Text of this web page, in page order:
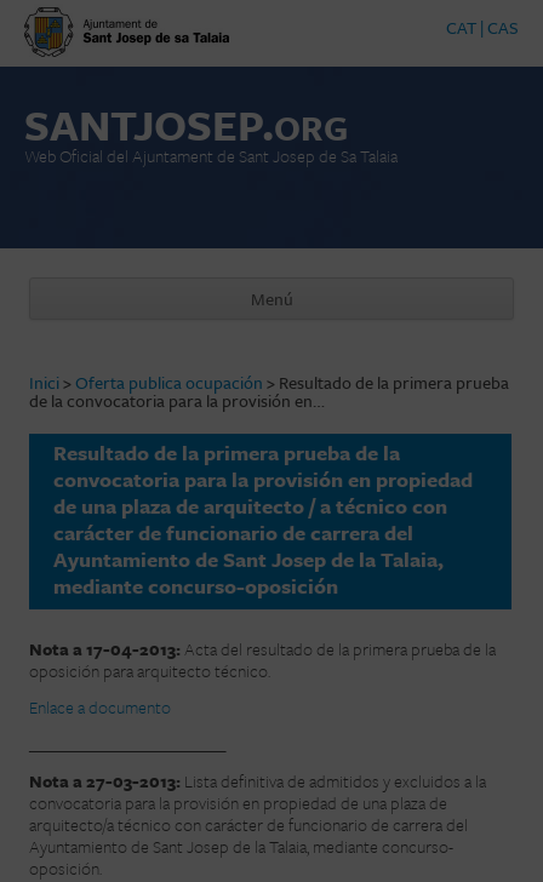
CAT| CAS
SANTJOSEP.ORG
Web Oficial del Ajuntament de Sant Josep de Sa Talaia
Menú
Inici>Oferta publica ocupación>Resultado de la primera prueba
de la convocatoria para la provisión en…
Resultado de la primera prueba de la
convocatoria para la provisión en propiedad
de una plaza de arquitecto / a técnico con
carácter de funcionario de carrera del
Ayuntamiento de Sant Josep de la Talaia,
mediante concurso-oposición
Nota a 17-04-2013:Acta del resultado de la primera prueba de la
oposición para arquitecto técnico.
Enlace a documento
Nota a 27-03-2013: Lista definitiva de admitidos y excluidos a la
convocatoria para la provisión en propiedad de una plaza de
arquitecto/a técnico con carácter de funcionario de carrera del
Ayuntamiento de Sant Josep de la Talaia, mediante concurso-
oposición.